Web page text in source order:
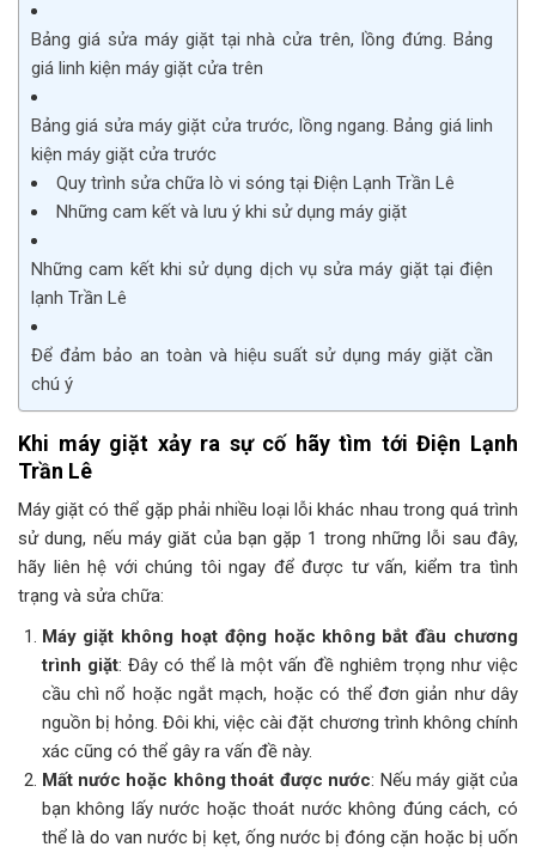
Bảng giá sửa máy giặt tại nhà cửa trên, lồng đứng. Bảng
giá linh kiện máy giặt cửa trên
Bảng giá sửa máy giặt cửa trước, lồng ngang. Bảng giá linh
kiện máy giặt cửa trước
Quy trình sửa chữa lò vi sóng tại Điện Lạnh Trần Lê
Những cam kết và lưu ý khi sử dụng máy giặt
Những cam kết khi sử dụng dịch vụ sửa máy giặt tại điện
lạnh Trần Lê
Để đảm bảo an toàn và hiệu suất sử dụng máy giặt cần
chú ý
Khi máy giặt xảy ra sự cố hãy tìm tới Điện Lạnh
Trần Lê
Máy giặt có thể gặp phải nhiều loại lỗi khác nhau trong quá trình
sử dung, nếu máy giăt của bạn gặp 1 trong những lỗi sau đây,
hãy liên hệ với chúng tôi ngay để được tư vấn, kiểm tra tình
trạng và sửa chữa:
Máy giặt không hoạt động hoặc không bắt đầu chương
trình giặt: Đây có thể là một vấn đề nghiêm trọng như việc
cầu chì nổ hoặc ngắt mạch, hoặc có thể đơn giản như dây
nguồn bị hỏng. Đôi khi, việc cài đặt chương trình không chính
xác cũng có thể gây ra vấn đề này.
Mất nước hoặc không thoát được nước: Nếu máy giặt của
bạn không lấy nước hoặc thoát nước không đúng cách, có
thể là do van nước bị kẹt, ống nước bị đóng cặn hoặc bị uốn